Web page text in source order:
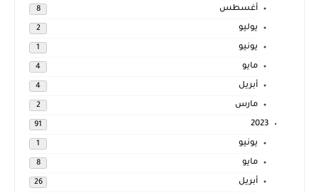
أغسطس 8
يوليو 2
يونيو 1
مايو 4
أبريل 4
مارس 2
2023
91
يونيو 1
مايو 8
أبريل 26